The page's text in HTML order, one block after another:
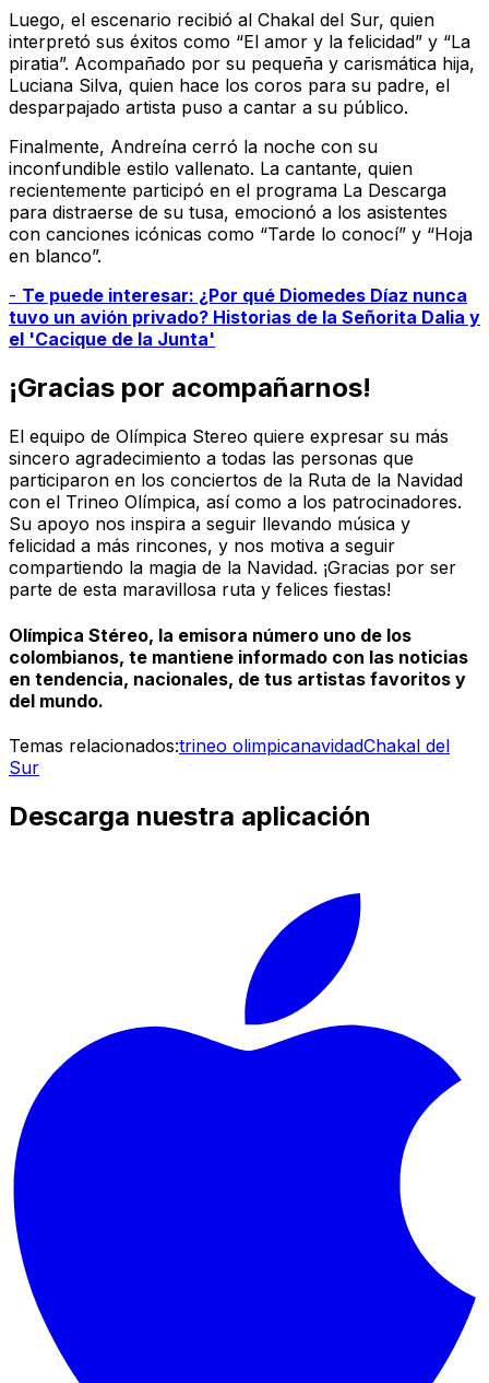
Luego, el escenario recibió al Chakal del Sur, quien
interpretó sus éxitos como “El amor y la felicidad” y “La
piratia”. Acompañado por su pequeña y carismática hija,
Luciana Silva, quien hace los coros para su padre, el
desparpajado artista puso a cantar a su público.
Finalmente, Andreína cerró la noche con su
inconfundible estilo vallenato. La cantante, quien
recientemente participó en el programa La Descarga
para distraerse de su tusa, emocionó a los asistentes
con canciones icónicas como “Tarde lo conocí” y “Hoja
en blanco”.
- Te puede interesar: ¿Por qué Diomedes Díaz nunca
tuvo un avión privado? Historias de la Señorita Dalia y
el 'Cacique de la Junta'
¡Gracias por acompañarnos!
El equipo de Olímpica Stereo quiere expresar su más
sincero agradecimiento a todas las personas que
participaron en los conciertos de la Ruta de la Navidad
con el Trineo Olímpica, así como a los patrocinadores.
Su apoyo nos inspira a seguir llevando música y
felicidad a más rincones, y nos motiva a seguir
compartiendo la magia de la Navidad. ¡Gracias por ser
parte de esta maravillosa ruta y felices fiestas!
Olímpica Stéreo, la emisora número uno de los
colombianos, te mantiene informado con las noticias
en tendencia, nacionales, de tus artistas favoritos y
del mundo.
Temas relacionados:trineo olimpicanavidadChakal del
Sur
Descarga nuestra aplicación